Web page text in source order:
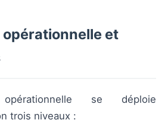
et
se déploie
trois niveaux :